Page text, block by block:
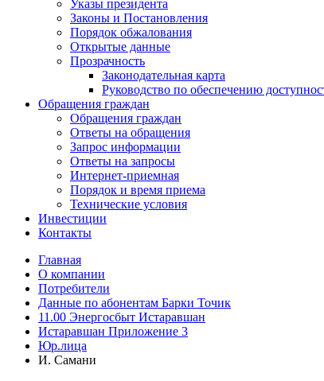
Указы президента
Законы и Постановления
Порядок обжалования
Открытые данные
Прозрачность
Законодательная карта
Руководство по обеспечению
Обращения граждан
Обращения граждан
Ответы на обращения
Запрос информации
Ответы на запросы
Интернет-приемная
Порядок и время приема
Технические условия
Инвестиции
Контакты
Главная
О компании
Потребители
Данные по абонентам Барки Точик
11.00 Энергосбыт Истаравшан
Истаравшан Приложение 3
Юр.лица
И. Самани